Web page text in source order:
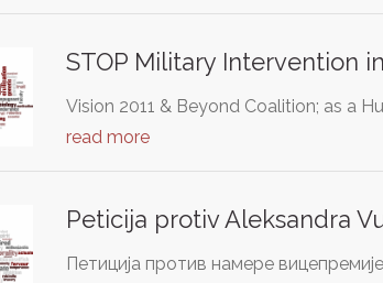
STOP Military Intervention
Vision 2011 & Beyond Coalition; as a
read more
Peticija protiv Aleksandra
Петиција против намере